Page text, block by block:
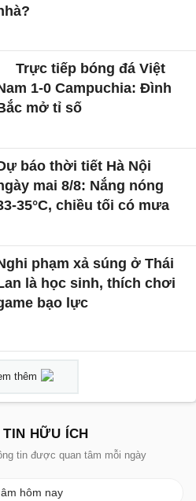
Trực tiếp bóng đá Việt
1-0 Campuchia: Đình
mở tỉ số
báo thời tiết Hà Nội
mai 8/8: Nắng nóng
35°C, chiều tối có mưa
phạm xả súng ở Thái
là học sinh, thích chơi
bạo lực
thêm
TIN HỮU ÍCH
tin được quan tâm mỗi ngày
hôm nay